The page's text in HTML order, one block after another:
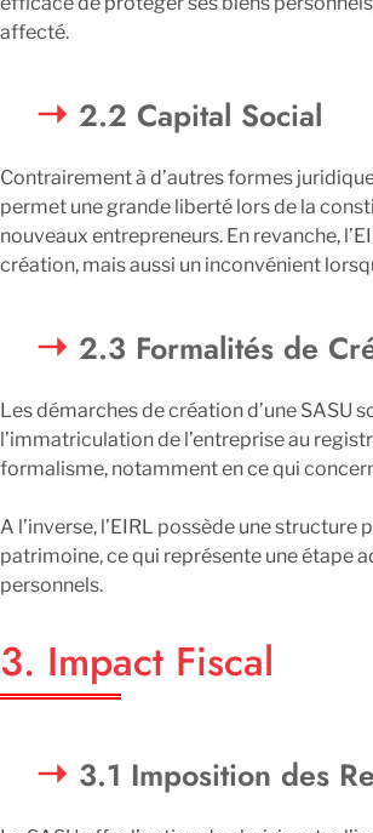
affecté.
2.2 Capital Social
Contrairement à d’autres formes
permet une grande liberté lors de la
nouveaux entrepreneurs. En revanche,
création, mais aussi un inconvénient
2.3 Formalités de
Les démarches de création d’une
l’immatriculation de l’entreprise au
formalisme, notamment en ce qui
A l’inverse, l’EIRL possède une
patrimoine, ce qui représente une étape
personnels.
3. Impact Fiscal
3.1 Imposition des